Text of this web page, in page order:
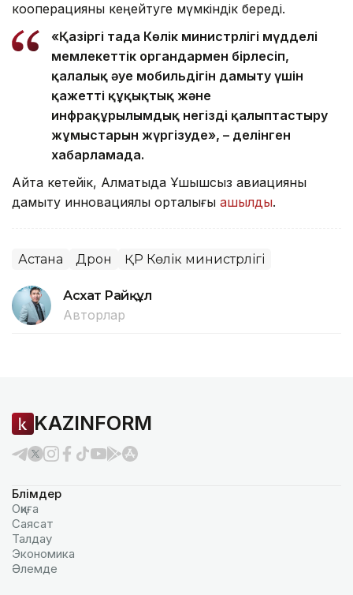
кооперацияны кеңейтуге мүмкіндік береді.
«Қазіргі таңда Көлік министрлігі мүдделі
мемлекеттік органдармен бірлесіп,
қалалық әуе мобильдігін дамыту үшін
қажетті құқықтық және
инфрақұрылымдық негізді қалыптастыру
жұмыстарын жүргізуде», – делінген
хабарламада.
Айта кетейік, Алматыда Ұшқышсыз авиацияны
дамыту инновациялық орталығы ашылды.
Астана Дрон ҚР Көлік министрлігі
Асхат Райқұл
Авторлар
KAZINFORM
Бөлімдер
Оқиға
Саясат
Талдау
Экономика
Әлемде